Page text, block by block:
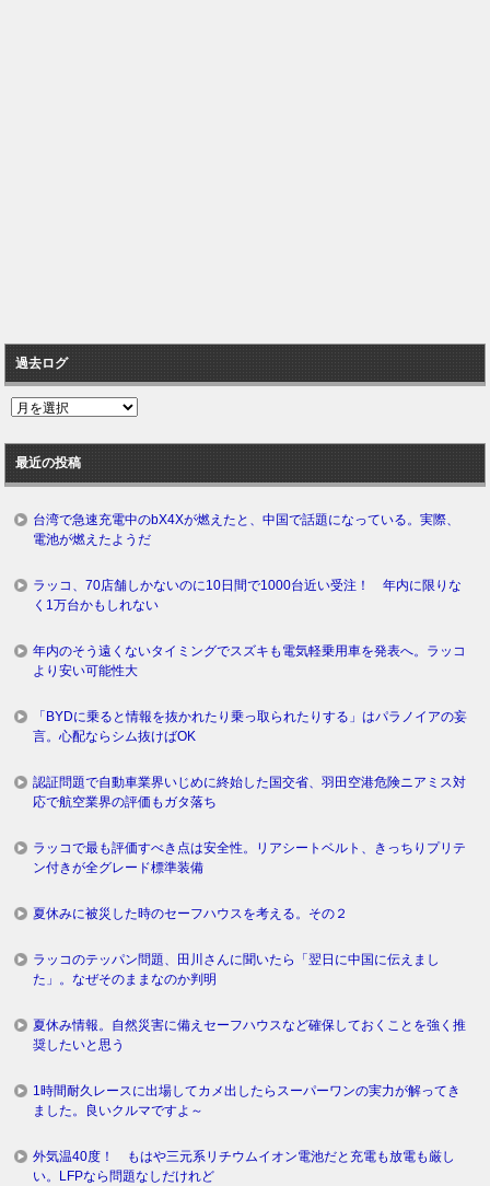
過去ログ
過
ロ
グ
最近の投稿
台湾で急速充電中のbX4Xが燃えたと、中国で話題になっている。実際、
電池が燃えたようだ
ラッコ、70店舗しかないのに10日間で1000台近い受注！ 年内に限りな
く1万台かもしれない
年内のそう遠くないタイミングでスズキも電気軽乗用車を発表へ。ラッコ
より安い可能性大
「BYDに乗ると情報を抜かれたり乗っ取られたりする」はパラノイアの妄
言。心配ならシム抜けばOK
認証問題で自動車業界いじめに終始した国交省、羽田空港危険ニアミス対
応で航空業界の評価もガタ落ち
ラッコで最も評価すべき点は安全性。リアシートベルト、きっちりプリテ
ン付きが全グレード標準装備
夏休みに被災した時のセーフハウスを考える。その２
ラッコのテッパン問題、田川さんに聞いたら「翌日に中国に伝えまし
た」。なぜそのままなのか判明
夏休み情報。自然災害に備えセーフハウスなど確保しておくことを強く推
奨したいと思う
1時間耐久レースに出場してカメ出したらスーパーワンの実力が解ってき
ました。良いクルマですよ～
外気温40度！ もはや三元系リチウムイオン電池だと充電も放電も厳し
い。LFPなら問題なしだけれど